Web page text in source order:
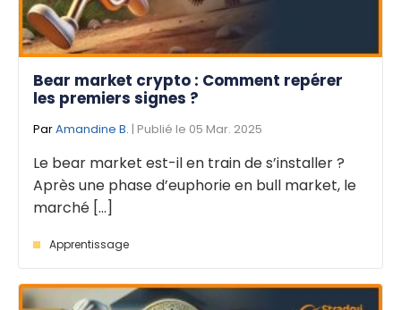
Bear market crypto : Comment repérer
les premiers signes ?
ParAmandine B. | Publié le 05 Mar. 2025
Le bear market est-il en train de s’installer ?
Après une phase d’euphorie en bull market, le
marché [...]
Apprentissage